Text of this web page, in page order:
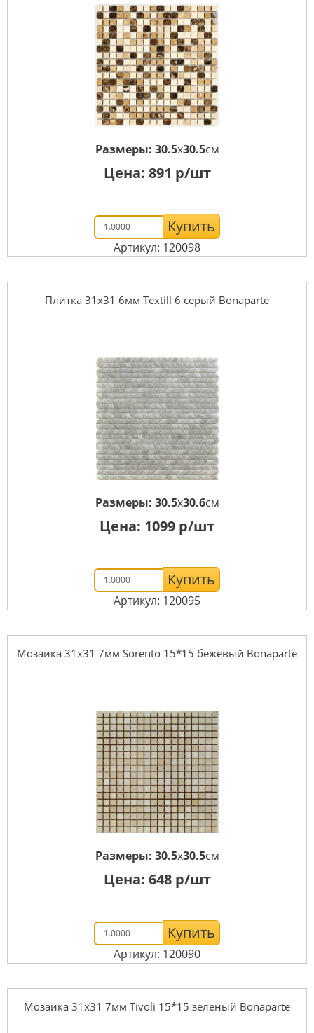
Размеры: 30.5x30.5см
Цена: 891 р/шт
Купить
Артикул: 120098
Плитка 31x31 6мм Textill 6 серый Bonaparte
Размеры: 30.5x30.6см
Цена: 1099 р/шт
Купить
Артикул: 120095
Мозаика 31x31 7мм Sorento 15*15 бежевый Bonaparte
Размеры: 30.5x30.5см
Цена: 648р/шт
Купить
Артикул: 120090
Мозаика 31x31 7мм Tivoli 15*15 зеленый Bonaparte